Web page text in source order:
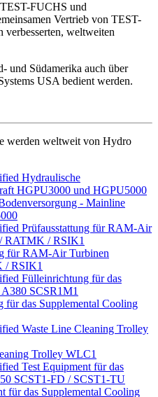
FUCHS und
Vertrieb von TEST-
verbesserten, weltweiten
und Südamerika auch über
USA bedient werden.
werden weltweit von Hydro
- Mainline
für RAM-Air Turbinen
/ RSIK1
das Supplemental Cooling
Trolley WLC1
für das Supplemental Cooling